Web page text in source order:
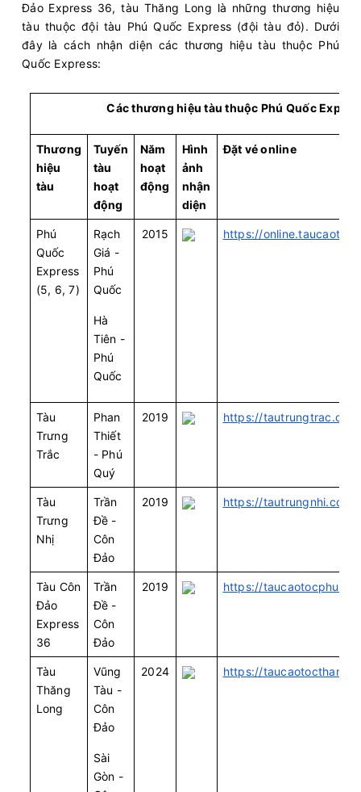
Đảo Express 36, tàu Thăng Long là những thương hiệu
tàu thuộc đội tàu Phú Quốc Express (đội tàu đỏ). Dưới
đây là cách nhận diện các thương hiệu tàu thuộc Phú
Quốc Express:
Các thương hiệu tàu thuộc Phú Quốc
Thương
hiệu
tàu
Tuyến
tàu
hoạt
động
Năm
hoạt
động
Hình
ảnh
nhận
diện
Đặt vé online
Phú
Quốc
Express
(5, 6, 7)
Rạch
Giá -
Phú
Quốc
Hà
Tiên -
Phú
Quốc
2015 https://
Tàu
Trưng
Trắc
Phan
Thiết
- Phú
Quý
2019 https://
Tàu
Trưng
Nhị
Trần
Đề -
Côn
Đảo
2019 https://tautrungnhi.com/
Tàu Côn
Đảo
Express
36
Trần
Đề -
Côn
Đảo
2019 https://
Tàu
Thăng
Long
Vũng
Tàu -
Côn
Đảo
Sài
Gòn -
2024 https://